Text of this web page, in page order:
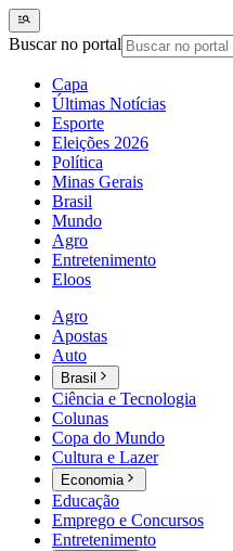
Buscar no portal
Capa
Últimas Notícias
Esporte
Eleições 2026
Política
Minas Gerais
Brasil
Mundo
Agro
Entretenimento
Eloos
Agro
Apostas
Auto
Brasil
Ciência e Tecnologia
Colunas
Copa do Mundo
Cultura e Lazer
Economia
Educação
Emprego e Concursos
Entretenimento